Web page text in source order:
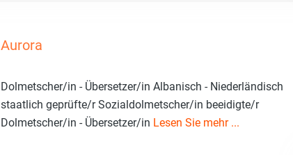
Aurora
Dolmetscher/in - Übersetzer/in Albanisch - Niederländisch
staatlich geprüfte/r Sozialdolmetscher/in beeidigte/r
Dolmetscher/in - Übersetzer/in Lesen Sie mehr ...